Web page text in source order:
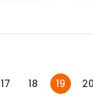
17 18 19 20